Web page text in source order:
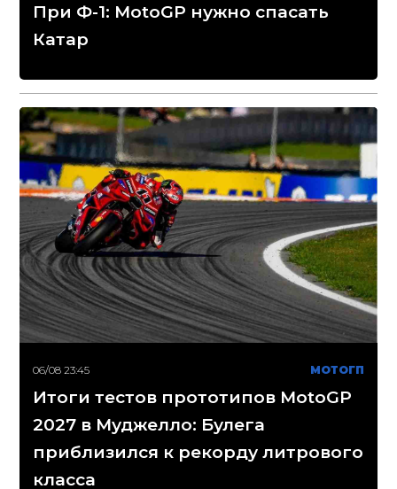
При Ф-1: MotoGP нужно спасать
Катар
06/08 23:45 МОТОГП
Итоги тестов прототипов MotoGP
2027 в Муджелло: Булега
приблизился к рекорду литрового
класса